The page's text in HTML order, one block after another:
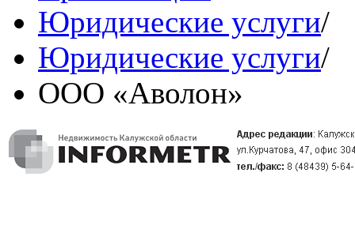
Юридические услуги/
Юридические услуги/
ООО «Аволон»